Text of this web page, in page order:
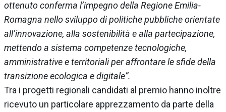
ottenuto conferma l’impegno della Regione Emilia-
Romagna nello sviluppo di politiche pubbliche orientate
all’innovazione, alla sostenibilità e alla partecipazione,
mettendo a sistema competenze tecnologiche,
amministrative e territoriali per affrontare le sfide della
transizione ecologica e digitale”.
Tra i progetti regionali candidati al premio hanno inoltre
ricevuto un particolare apprezzamento da parte della